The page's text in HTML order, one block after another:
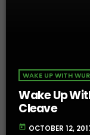
WAKE UP WITH
Wake Up
Cleave
today OCTOBER 12,